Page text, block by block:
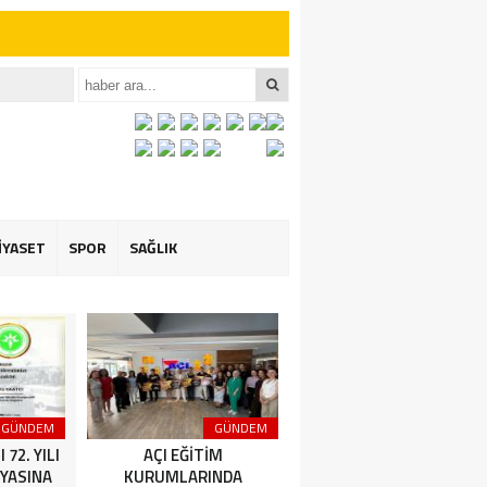
İçin Anlamlı
SPOR SAĞLIK
GÜNDEM
72. YILI
GÜNDEM
AÇI EĞİTİM
KURUMLARINDA